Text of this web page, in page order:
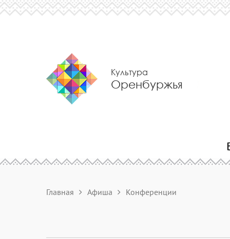
Культура
Оренбуржья
Главная Афиша Конференции